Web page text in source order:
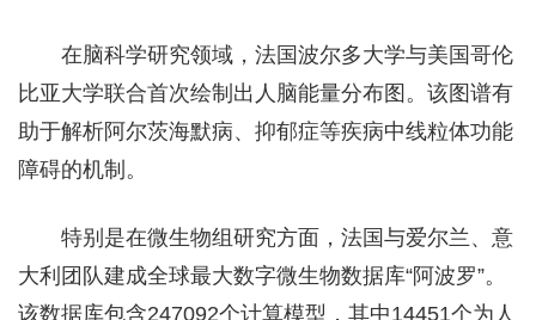
在脑科学研究领域，法国波尔多大学与美国哥伦
比亚大学联合首次绘制出人脑能量分布图。该图谱有
助于解析阿尔茨海默病、抑郁症等疾病中线粒体功能
障碍的机制。
特别是在微生物组研究方面，法国与爱尔兰、意
大利团队建成全球最大数字微生物数据库“阿波罗”。
该数据库包含247092个计算模型，其中14451个为人